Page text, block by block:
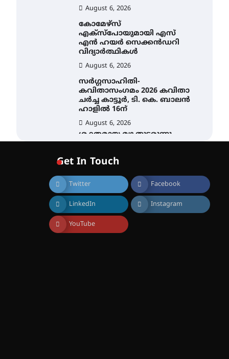
August 6, 2026
കോമേഴ്സ്
എക്സ്പോയുമായി എസ്
എൻ ഹയർ സെക്കൻഡറി
വിദ്യാർത്ഥികൾ
August 6, 2026
സർഗ്ഗസാഹിതി-
കവിതാസംഗമം 2026 കവിതാ
ചർച്ച കാട്ടൂർ, ടി. കെ. ബാലൻ
ഹാളിൽ 16ന്
August 6, 2026
ശക്തമായ മഴ തുടരുന്നു –
തൃശൂർ ജില്ലയിൽ എല്ലാ
സ്ഥാപനങ്ങൾക്കും
August 7, 2026
എം.ജി. യൂണിവേഴ്‌സിറ്റിയിൽ
നിന്ന് ഇംഗ്ളീഷ്
സാഹിത്യത്തിൽ ഡോക്ടറേറ്റ്
നേടിയ എൻ. ആര്യ
Get In Touch
Twitter Facebook
LinkedIn Instagram
YouTube